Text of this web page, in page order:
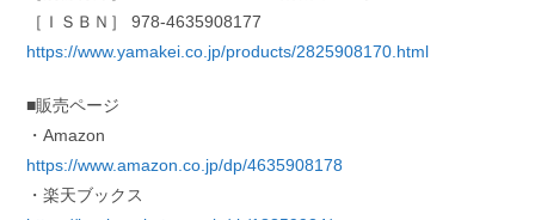
［ＩＳＢＮ］ 978-4635908177
https://www.yamakei.co.jp/products/2825908170.html
■販売ページ
・Amazon
https://www.amazon.co.jp/dp/4635908178
・楽天ブックス